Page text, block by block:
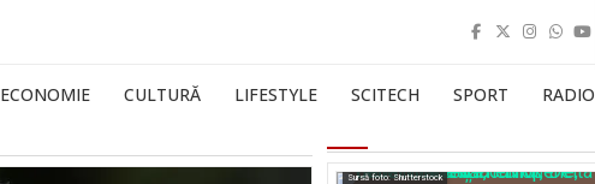
ECONOMIE CULTURĂ LIFESTYLE SCITECH SPORT RADIO
Sursă foto: Shutterstock